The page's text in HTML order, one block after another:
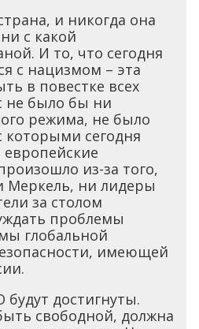
и никогда она
с какой
И то, что сегодня
с нацизмом – эта
в повестке всех
не было бы ни
режима, не было
которыми сегодня
европейские
из-за того,
Меркель, ни лидеры
за столом
проблемы
глобальной
имеющей
будут достигнуты.
свободной, должна